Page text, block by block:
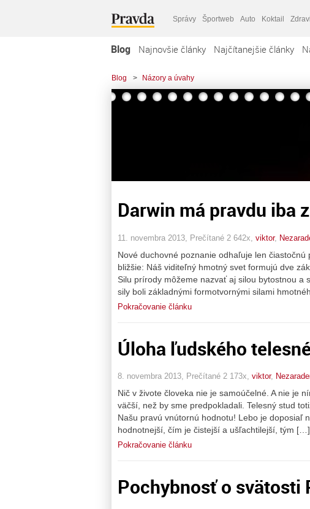
Správy Športweb Auto Koktail
Blog Najnovšie články Najčítanejšie články
Blog > Názory a úvahy
Darwin má pravdu iba
11. novembra 2013, Prečítané 2 642x, viktor,
Nové duchovné poznanie odhaľuje len
bližšie: Náš viditeľný hmotný svet formujú dve
Silu prírody môžeme nazvať aj silou bytostnou a
sily boli základnými formotvornými silami
Pokračovanie článku
Úloha ľudského
8. novembra 2013, Prečítané 2 173x, viktor,
Nič v živote človeka nie je samoúčelné. A nie je
väčší, než by sme predpokladali. Telesný stud
Našu pravú vnútornú hodnotu! Lebo je doposiaľ
hodnotnejší, čím je čistejší a ušľachtilejší, tým […]
Pokračovanie článku
Pochybnosť o svätosti